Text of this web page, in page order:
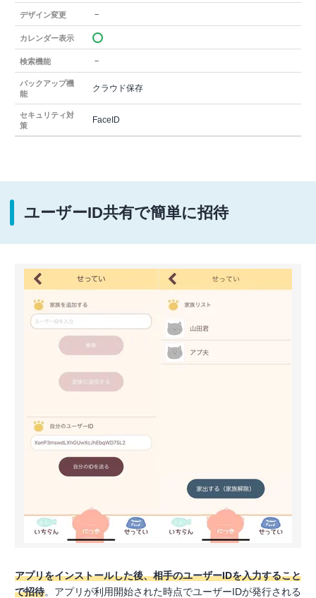
デザイン変更 －
カレンダー表示
検索機能 －
バックアップ機
能
クラウド保存
セキュリティ対
策
FaceID
ユーザーID共有で簡単に招待
アプリをインストールした後、相手のユーザーIDを入力すること
で招待。アプリが利用開始された時点でユーザーIDが発行される